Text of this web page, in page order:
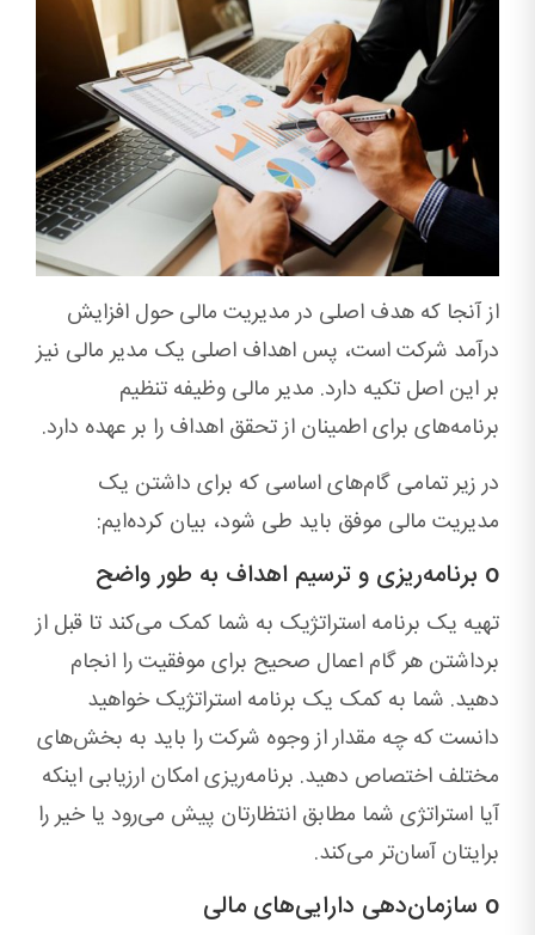
از آنجا که هدف اصلی در مدیریت مالی حول افزایش
درآمد شرکت است، پس اهداف اصلی یک مدیر مالی نیز
بر این اصل تکیه دارد. مدیر مالی وظیفه تنظیم
برنامه‌های برای اطمینان از تحقق اهداف را بر عهده دارد.
در زیر تمامی گام‌های اساسی که برای داشتن یک
مدیریت مالی موفق باید طی شود، بیان کرده‌ایم:
o برنامه‌ریزی و ترسیم اهداف به طور واضح
تهیه یک برنامه استراتژیک به شما کمک می‌کند تا قبل از
برداشتن هر گام اعمال صحیح برای موفقیت را انجام
دهید. شما به کمک یک برنامه استراتژیک خواهید
دانست که چه مقدار از وجوه شرکت را باید به بخش‌های
مختلف اختصاص دهید. برنامه‌ریزی امکان ارزیابی اینکه
آیا استراتژی شما مطابق انتظارتان پیش می‌رود یا خیر را
برایتان آسان‌تر می‌کند.
o سازمان‌دهی دارایی‌های مالی